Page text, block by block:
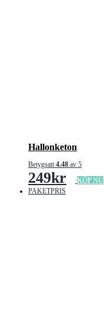
Hallonketon
Betygsatt4.48 av 5
249kr
KÖP NU
PAKETPRIS